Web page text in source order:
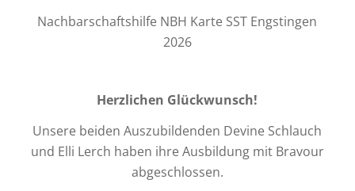
Nachbarschaftshilfe NBH Karte SST Engstingen
2026
Herzlichen Glückwunsch!
Unsere beiden Auszubildenden Devine Schlauch
und Elli Lerch haben ihre Ausbildung mit Bravour
abgeschlossen.